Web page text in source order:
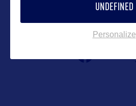
Suivre
UNDEFINED
Personalize